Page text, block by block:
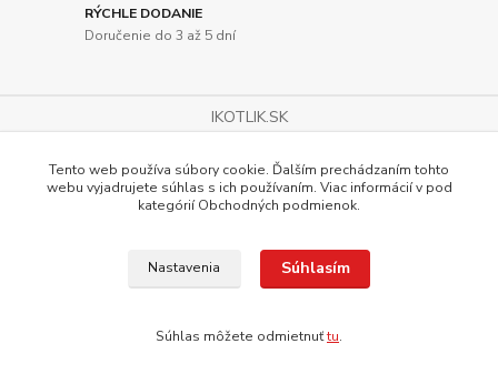
RÝCHLE DODANIE
Doručenie do 3 až 5 dní
IKOTLIK.SK
007
e-shop: +421 905 580 562
Kotlíky na guláš
Tento web používa súbory cookie. Ďalším prechádzaním tohto
webu vyjadrujete súhlas s ich používaním. Viac informácií v pod
kategórií Obchodných podmienok.
Nastavenia Súhlasím
Súhlas môžete odmietnuťtu.